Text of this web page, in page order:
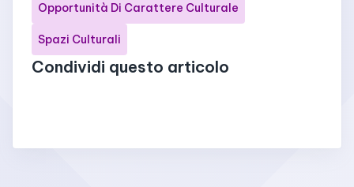
Opportunità Di Carattere Culturale
Spazi Culturali
Condividi questo articolo